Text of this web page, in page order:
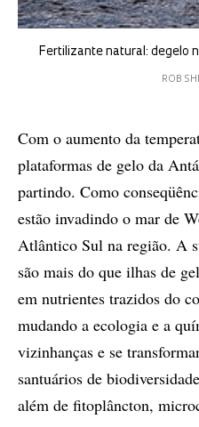
Fertilizante natural: degelo
ROB
Com o aumento da
plataformas de gelo da
partindo. Como
estão invadindo o mar de
Atlântico Sul na região. A
são mais do que ilhas de
em nutrientes trazidos do
mudando a ecologia e a
vizinhanças e se
santuários de
além de fitoplâncton,